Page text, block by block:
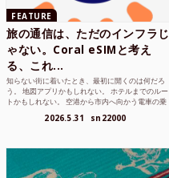
FEATURE
旅の通信は、ただのインフラじ
ゃない。Coral eSIMと考え
る、これ...
知らない街に着いたとき、最初に開くのは何だろ
う。 地図アプリかもしれない。 ホテルまでのルー
トかもしれない。 空港から市内へ向かう電車の乗
2026.5.31 sn22000